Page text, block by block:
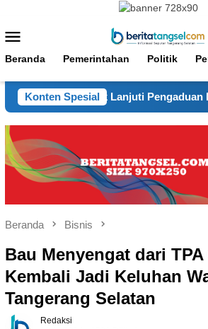
konten
Mobile
Beranda Pemerintahan Politik
Konten Spesial
Tindak Lanjuti Pengaduan
Beranda Bisnis
Bau Menyengat dari
Kembali Jadi Keluhan
Tangerang Selatan
Redaksi